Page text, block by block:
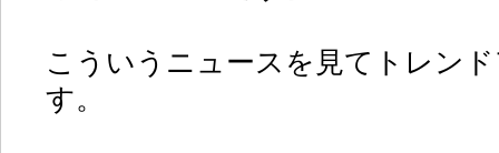
こういうニュースを見てトレン
す。